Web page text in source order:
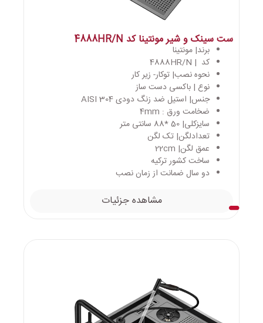
ست سینک و شیر مونتینا کد 4888HR/N
برند| مونتینا
کد | 4888HR/N
نحوه نصب| توکار- زیر کار
نوع | باکسی دست ساز
جنس| استیل ضد زنگ دودی AISI 304
ضخامت ورق : 4mm
سایزکلی| 50 *88 سانتی متر
تعدادلگن| تک لگن
عمق لگن| 22cm
ساخت کشور ترکیه
دو سال ضمانت از زمان نصب
مشاهده جزئیات